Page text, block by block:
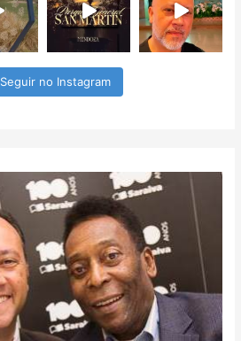
Seguir no Instagram